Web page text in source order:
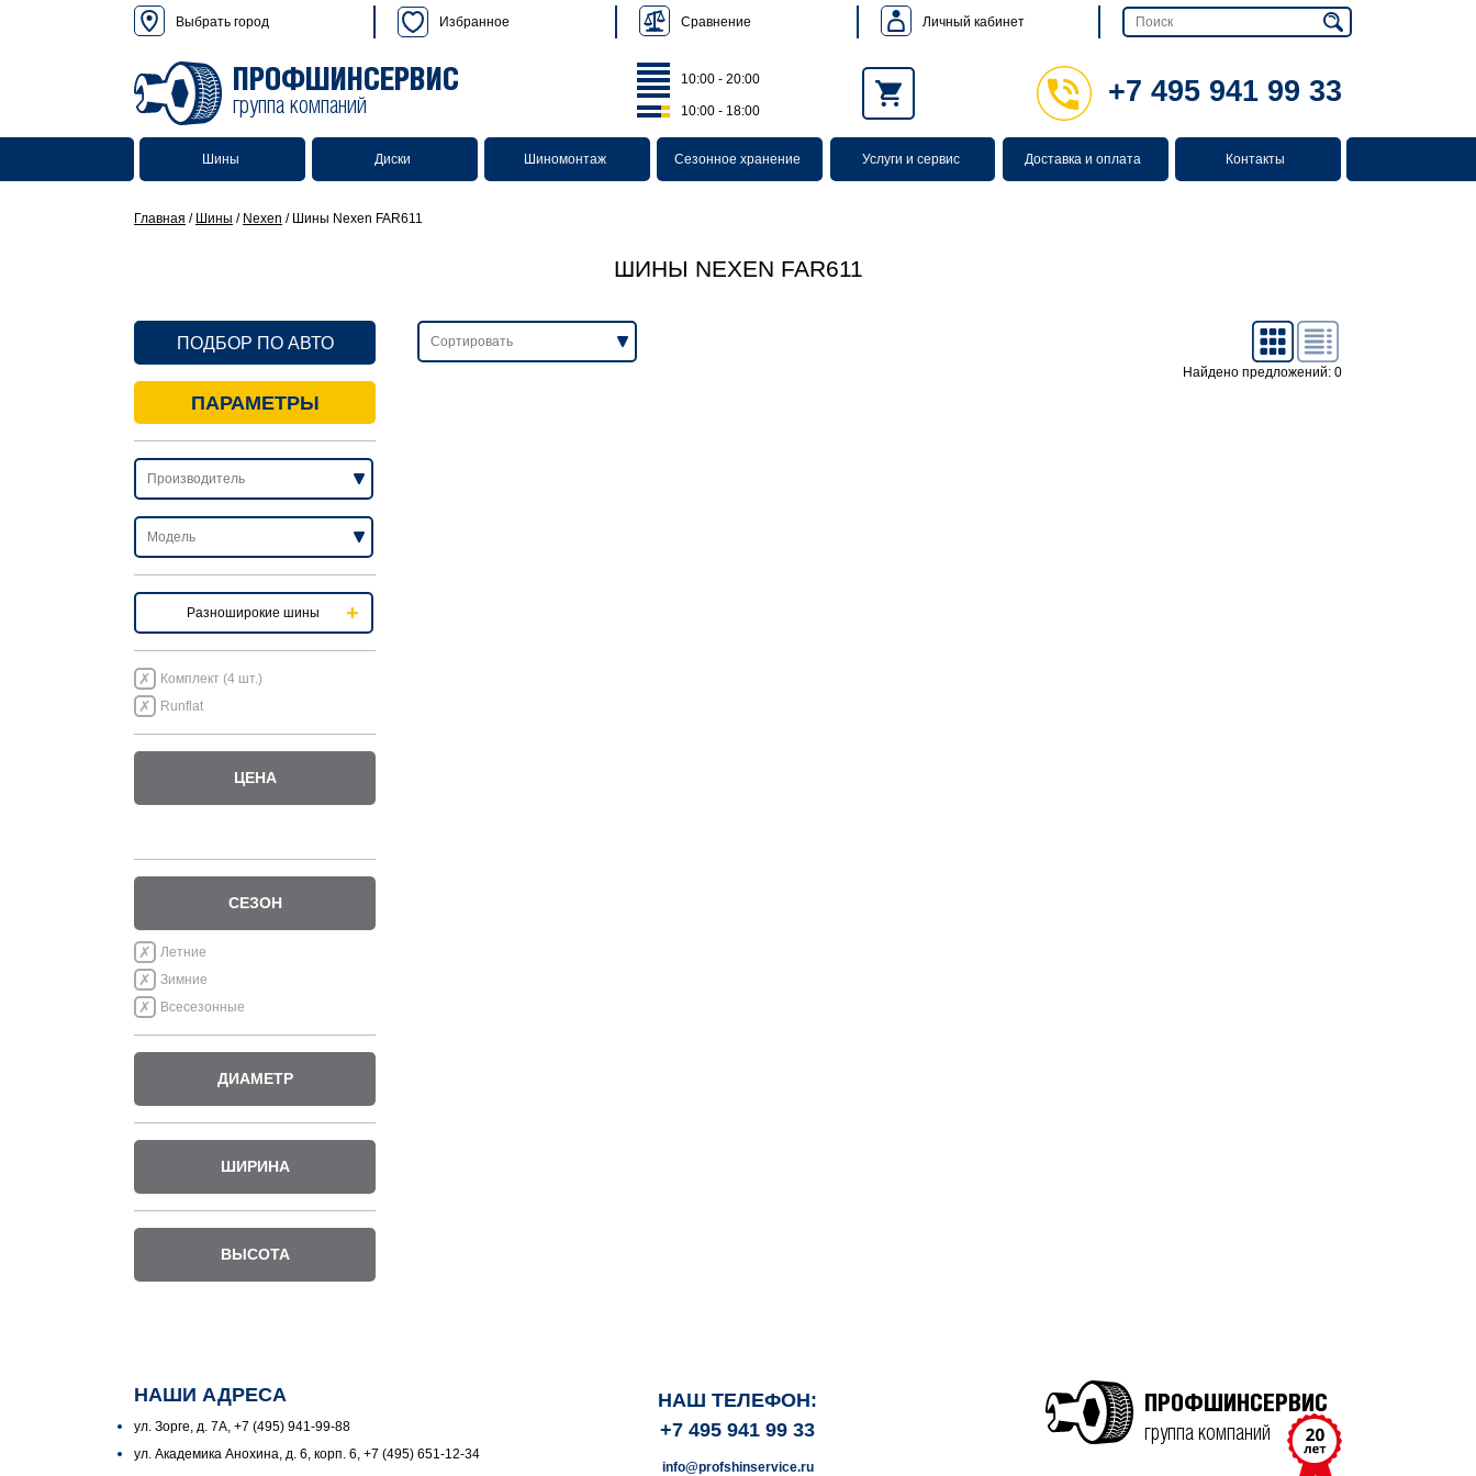
Выбрать город Избранное Сравнение Личный кабинет
ПРОФШИНСЕРВИС
группа компаний
10:00 - 20:00
10:00 - 18:00
+7 495 941 99 33
Шины Диски Шиномонтаж Сезонное хранение Услуги и сервис Доставка и оплата Контакты
Главная / Шины / Nexen / Шины Nexen FAR611
ШИНЫ NEXEN FAR611
ПОДБОР ПО АВТО
ПАРАМЕТРЫ
Разноширокие шины
Комплект (4 шт.)
Runflat
ЦЕНА
СЕЗОН
Летние
Зимние
Всесезонные
ДИАМЕТР
ШИРИНА
ВЫСОТА
Найдено предложений: 0
НАШИ АДРЕСА
ул. Зорге, д. 7А, +7 (495) 941-99-88
ул. Академика Анохина, д. 6, корп. 6, +7 (495) 651-12-34
НАШ ТЕЛЕФОН:
+7 495 941 99 33
info@profshinservice.ru
ПРОФШИНСЕРВИС
группа компаний